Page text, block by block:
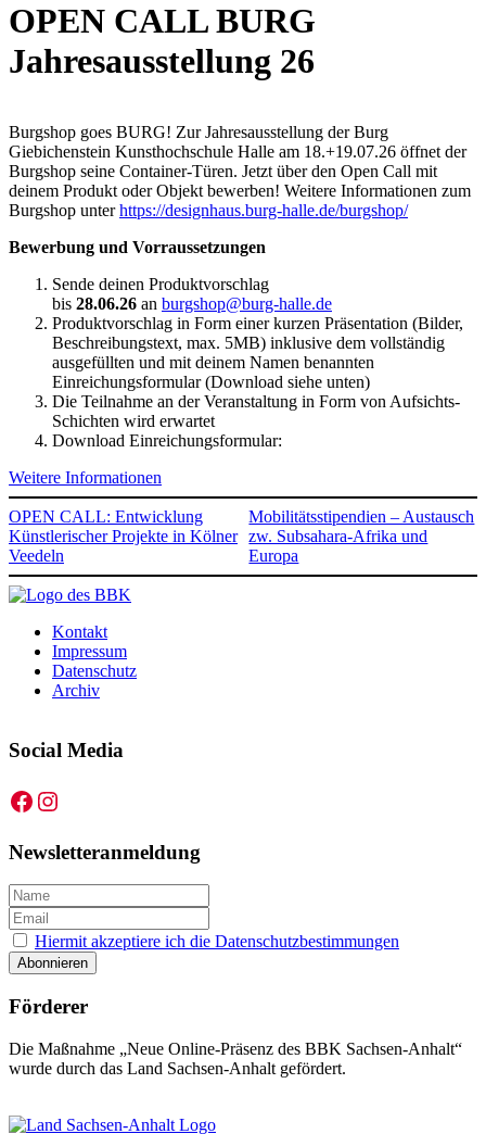
OPEN CALL BURG
Jahresausstellung 26
Burgshop goes BURG! Zur Jahresausstellung der Burg
Giebichenstein Kunsthochschule Halle am 18.+19.07.26 öffnet der
Burgshop seine Container-Türen. Jetzt über den Open Call mit
deinem Produkt oder Objekt bewerben! Weitere Informationen zum
Burgshop unterhttps://designhaus.burg-halle.de/burgshop/
Bewerbung und Vorraussetzungen
Sende deinen Produktvorschlag
bis 28.06.26 an burgshop@burg-halle.de
Produktvorschlag in Form einer kurzen Präsentation (Bilder,
Beschreibungstext, max. 5MB) inklusive dem vollständig
ausgefüllten und mit deinem Namen benannten
Einreichungsformular (Download siehe unten)
Die Teilnahme an der Veranstaltung in Form von Aufsichts-
Schichten wird erwartet
Download Einreichungsformular:
Weitere Informationen
OPEN CALL: Entwicklung
Künstlerischer Projekte in Kölner
Veedeln
Mobilitätsstipendien – Austausch
zw. Subsahara-Afrika und
Europa
Kontakt
Impressum
Datenschutz
Archiv
Social Media
Facebook
Instagram
Newsletteranmeldung
Hiermit akzeptiere ich die Datenschutzbestimmungen
Förderer
Die Maßnahme „Neue Online-Präsenz des BBK Sachsen-Anhalt“
wurde durch das Land Sachsen-Anhalt gefördert.